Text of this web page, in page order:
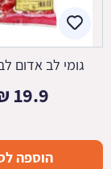
גומי לב אדום לבן 500
19.9
הוספה